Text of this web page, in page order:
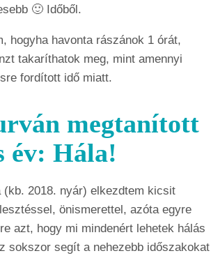
🙂 Időből.
hogyha havonta rászánok 1 órát,
takaríthatok meg, mint amennyi
fordított idő miatt.
megtanított
év: Hála!
(kb. 2018. nyár) elkezdtem kicsit
önismerettel, azóta egyre
azt, hogy mi mindenért lehetek hálás
sokszor segít a nehezebb időszakokat